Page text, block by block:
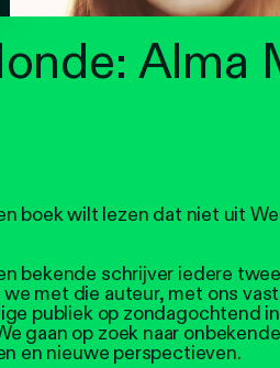
Alma
boek wilt lezen dat niet uit
bekende schrijver iedere twee
met die auteur, met ons
publiek op zondagochtend
gaan op zoek naar onbekende
en nieuwe perspectieven.